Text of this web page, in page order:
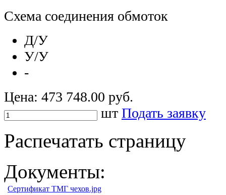
Схема соединения обмоток
Д/У
У/У
-
Цена: 473 748.00 руб.
шт Подать заявку
Распечатать страницу
Документы:
Сертификат ТМГ чехов.jpg